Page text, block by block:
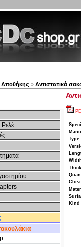
Αποθήκης » Αντιστατικά
Ρελέ
Kind